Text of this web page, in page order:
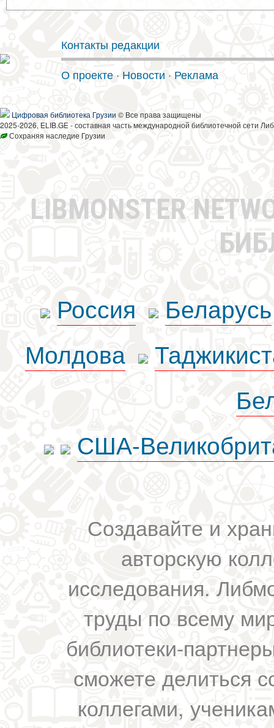
Контакты редакции
О проекте · Новости · Реклама
Цифровая библиотека Грузии © Все права защищены
2025-2026, ELIB.GE - составная часть международной библиотечной сети
Сохраняя наследие Грузии
LIBMONSTER
Россия
Беларусь
Молдова
США-
Создавайте и
авторскую
исследования.
труды по всему
библиотеки-
сможете делиться
коллегами,